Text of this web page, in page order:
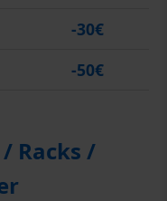
-30€
-50€
Racks /